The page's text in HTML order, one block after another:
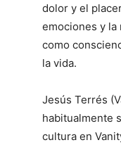
dolor y el
emociones y la
como
la vida.
Jesús Terrés
habitualmente
cultura en